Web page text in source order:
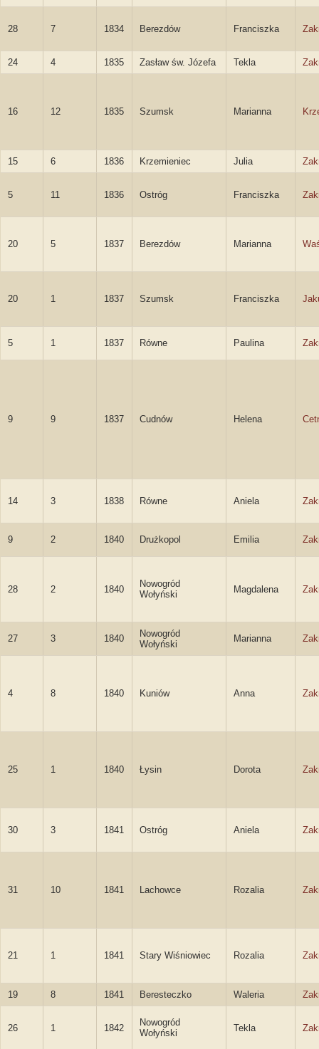
28 7 1834 Berezdów Franciszka
24 4 1835 Zasław św. Józefa Tekla
16 12 1835 Szumsk Marianna
15 6 1836 Krzemieniec Julia
5 11 1836 Ostróg Franciszka
20 5 1837 Berezdów Marianna
20 1 1837 Szumsk Franciszka
5 1 1837 Równe Paulina
9 9 1837 Cudnów Helena
14 3 1838 Równe Aniela
9 2 1840 Drużkopol Emilia
28 2 1840
Nowogród
Wołyński
Magdalena
27 3 1840
Nowogród
Wołyński
Marianna
4 8 1840 Kuniów Anna
25 1 1840 Łysin Dorota
30 3 1841 Ostróg Aniela
31 10 1841 Lachowce Rozalia
21 1 1841 Stary Wiśniowiec Rozalia
19 8 1841 Beresteczko Waleria
26 1 1842
Nowogród
Wołyński
Tekla